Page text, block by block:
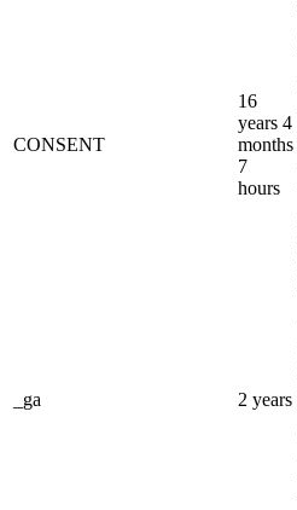
CONSENT
16
years 4
months
7
hours
_ga 2 years